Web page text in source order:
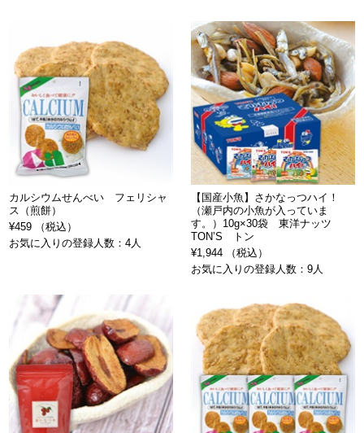
カルシウムせんべい フェリシャ
ス（煎餅）
¥459 （税込）
お気に入りの登録人数：4人
【国産小魚】さかなっつハイ！
（瀬戸内の小魚が入っていま
す。）10g×30袋 東洋ナッツ
TON’S トン
¥1,944 （税込）
お気に入りの登録人数：9人